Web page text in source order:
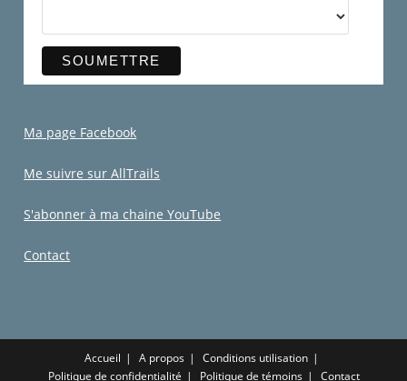
Ma page Facebook
Me suivre sur AllTrails
S'abonner à ma chaine YouTube
Contact
Accueil A propos
Conditions utilisation
Politique de confidentialité
Politique de témoins Contact